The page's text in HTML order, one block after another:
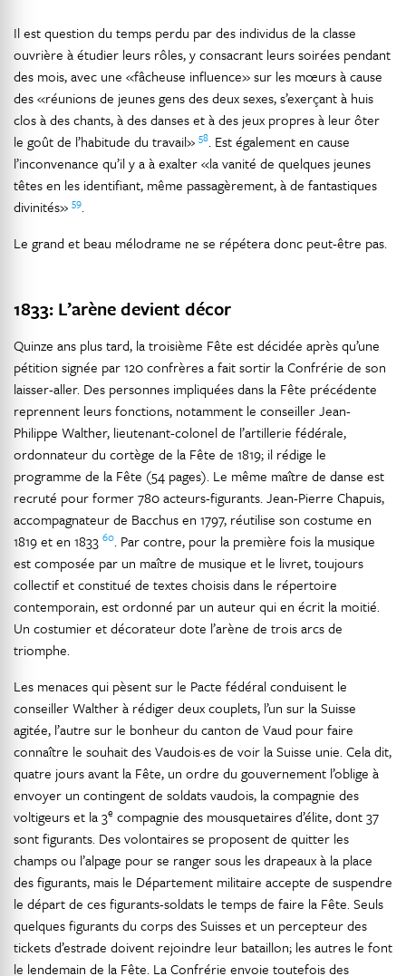
Il est question du temps perdu par des individus de la classe
ouvrière à étudier leurs rôles, y consacrant leurs soirées pendant
des mois, avec une «fâcheuse influence» sur les mœurs à cause
des «réunions de jeunes gens des deux sexes, s’exerçant à huis
clos à des chants, à des danses et à des jeux propres à leur ôter
le goût de l’habitude du travail» 58. Est également en cause
l’inconvenance qu’il y a à exalter «la vanité de quelques jeunes
têtes en les identifiant, même passagèrement, à de fantastiques
divinités» 59.
Le grand et beau mélodrame ne se répétera donc peut-être pas.
1833: L’arène devient décor
Quinze ans plus tard, la troisième Fête est décidée après qu’une
pétition signée par 120 confrères a fait sortir la Confrérie de son
laisser-aller. Des personnes impliquées dans la Fête précédente
reprennent leurs fonctions, notamment le conseiller Jean-
Philippe Walther, lieutenant-colonel de l’artillerie fédérale,
ordonnateur du cortège de la Fête de 1819; il rédige le
programme de la Fête (54 pages). Le même maître de danse est
recruté pour former 780 acteurs-figurants. Jean-Pierre Chapuis,
accompagnateur de Bacchus en 1797, réutilise son costume en
1819 et en 1833 60. Par contre, pour la première fois la musique
est composée par un maître de musique et le livret, toujours
collectif et constitué de textes choisis dans le répertoire
contemporain, est ordonné par un auteur qui en écrit la moitié.
Un costumier et décorateur dote l’arène de trois arcs de
triomphe.
Les menaces qui pèsent sur le Pacte fédéral conduisent le
conseiller Walther à rédiger deux couplets, l’un sur la Suisse
agitée, l’autre sur le bonheur du canton de Vaud pour faire
connaître le souhait des Vaudois·es de voir la Suisse unie. Cela dit,
quatre jours avant la Fête, un ordre du gouvernement l’oblige à
envoyer un contingent de soldats vaudois, la compagnie des
voltigeurs et la 3e compagnie des mousquetaires d’élite, dont 37
sont figurants. Des volontaires se proposent de quitter les
champs ou l’alpage pour se ranger sous les drapeaux à la place
des figurants, mais le Département militaire accepte de suspendre
le départ de ces figurants-soldats le temps de faire la Fête. Seuls
quelques figurants du corps des Suisses et un percepteur des
tickets d’estrade doivent rejoindre leur bataillon; les autres le font
le lendemain de la Fête. La Confrérie envoie toutefois des